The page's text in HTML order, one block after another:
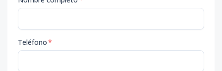
Teléfono*